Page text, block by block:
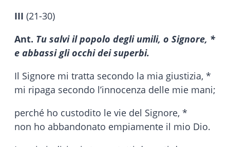
III (21-30)
Ant. Tu salvi il popolo degli umili, o Signore, *
e abbassi gli occhi dei superbi.
Il Signore mi tratta secondo la mia giustizia, *
mi ripaga secondo l’innocenza delle mie mani;
perché ho custodito le vie del Signore, *
non ho abbandonato empiamente il mio Dio.